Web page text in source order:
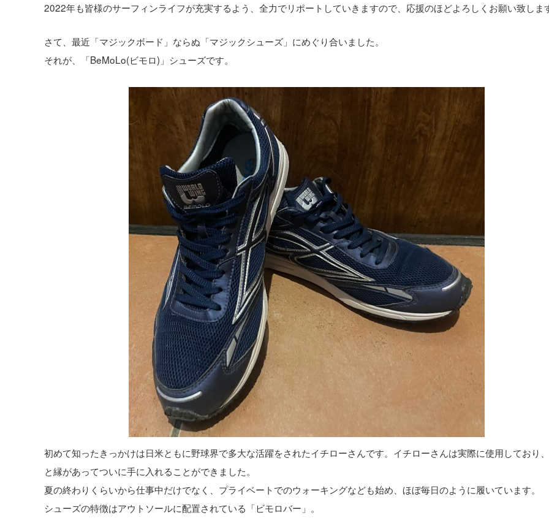
2022年も皆様のサーフィンライフが充実するよう、全力でリポートしていきますので、応援のほどよろしくお願い致しま
さて、最近「マジックボード」ならぬ「マジックシューズ」にめぐり合いました。
それが、「BeMoLo(ビモロ)」シューズです。
初めて知ったきっかけは日米ともに野球界で多大な活躍をされたイチローさんです。イチローさんは実際に使用しており
と縁があってついに手に入れることができました。
夏の終わりくらいから仕事中だけでなく、プライベートでのウォーキングなども始め、ほぼ毎日のように履いています。
シューズの特徴はアウトソールに配置されている「ビモロバー」。